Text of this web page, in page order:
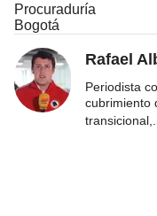
Procuraduría
Bogotá
Rafael
Periodista
cubrimiento
transicional,